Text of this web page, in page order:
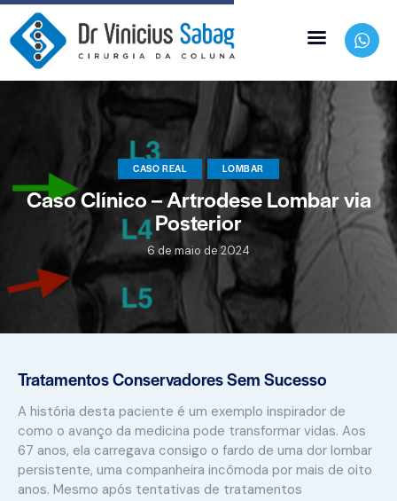
CASO REAL LOMBAR
Caso Clínico – Artrodese Lombar via
Posterior
6 de maio de 2024
Tratamentos Conservadores Sem Sucesso
A história desta paciente é um exemplo inspirador de
como o avanço da medicina pode transformar vidas. Aos
67 anos, ela carregava consigo o fardo de uma dor lombar
persistente, uma companheira incômoda por mais de oito
anos. Mesmo após tentativas de tratamentos